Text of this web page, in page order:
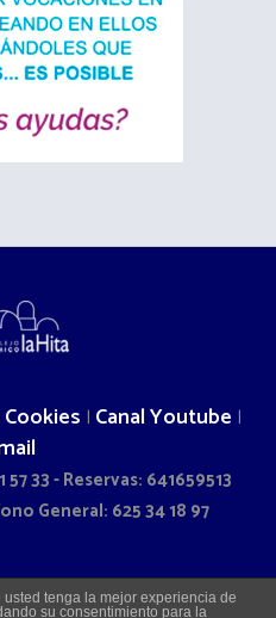
| Canal Youtube |
33 - Reservas: 641659513
General: 625 34 18 97
LA HITA - CAMINO DOÑA
tenga la mejor experiencia de
su consentimiento para la